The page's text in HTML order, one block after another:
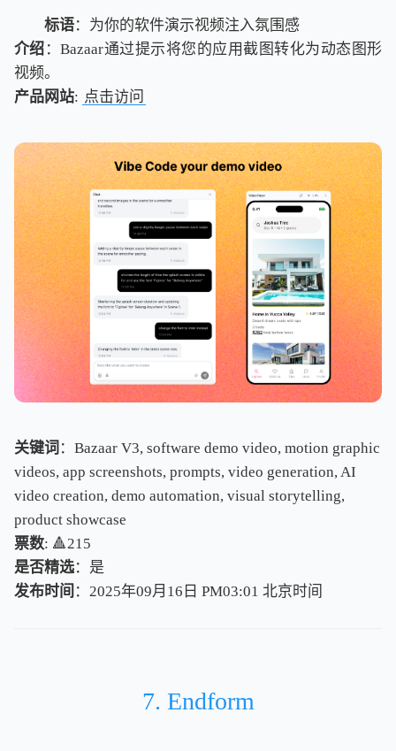
标语：为你的软件演示视频注入氛围感
介绍 ：Bazaar通过提示将您的应用截图转化为动态图形
视频。
产品网站: 点击访问
关键词 ：Bazaar V3, software demo video, motion graphic
videos, app screenshots, prompts, video generation, AI
video creation, demo automation, visual storytelling,
product showcase
票数: 🔺215
是否精选：是
发布时间 ：2025年09月16日 PM03:01 北京时间
北京时间
7. Endform